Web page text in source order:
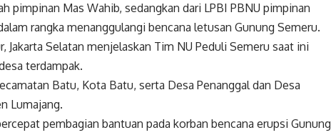
pimpinan Mas Wahib, sedangkan dari LPBI PBNU pimpinan
rangka menanggulangi bencana letusan Gunung Semeru.
Jakarta Selatan menjelaskan Tim NU Peduli Semeru saat ini
terdampak.
Batu, Kota Batu, serta Desa Penanggal dan Desa
Lumajang.
pembagian bantuan pada korban bencana erupsi Gunung